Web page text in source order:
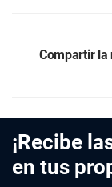
Compartir la
¡Recibe
en tus